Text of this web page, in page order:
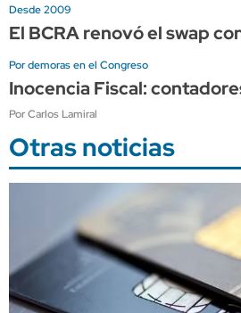
Desde 2009
El BCRA renovó el swap
Por demoras en el Congreso
Inocencia Fiscal:
Por Carlos Lamiral
Otras noticias